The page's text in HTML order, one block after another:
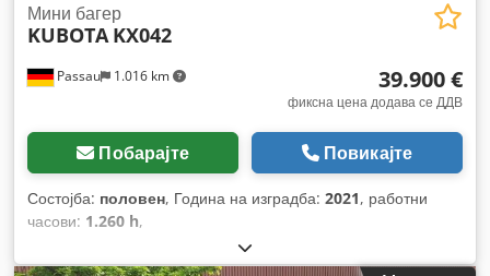
Passau 1.016 km
Мини багер
KUBOTA KX042
39.900 €
фиксна цена додава се ДДВ
Побарајте Повикајте
Состојба: половен, Година на изградба: 2021, работни
часови: 1.260 h,